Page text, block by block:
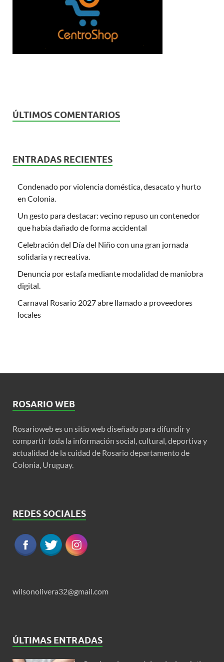
ÚLTIMOS COMENTARIOS
ENTRADAS RECIENTES
Condenado por violencia doméstica, desacato y hurto
en Colonia.
Un gesto para destacar: vecino repuso un contenedor
que había dañado de forma accidental
Celebración del Día del Niño con una gran jornada
solidaria y recreativa.
Denuncia por estafa mediante modalidad de maniobra
digital.
Carnaval Rosario 2027 abre llamado a proveedores
locales
ROSARIO WEB
Rosarioweb es un sitio web diseñado para difundir y
compartir toda la información social, cultural, deportiva y
actualidad de la cuidad de Rosario departamento de
Colonia, Uruguay.
REDES SOCIALES
wilsonolivera32@gmail.com
ÚLTIMAS ENTRADAS